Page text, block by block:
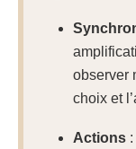
observer
choix et
Actions